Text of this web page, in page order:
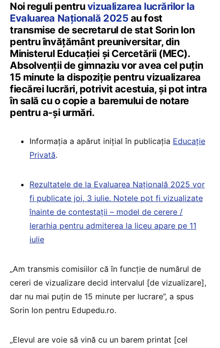
Noi reguli pentruvizualizarea lucrărilor la
Evaluarea Națională 2025 au fost
transmise de secretarul de stat Sorin Ion
pentru învățământ preuniversitar, din
Ministerul Educației și Cercetării (MEC).
Absolvenții de gimnaziu vor avea cel puțin
15 minute la dispoziție pentru vizualizarea
fiecărei lucrări, potrivit acestuia, și pot intra
în sală cu o copie a baremului de notare
pentru a-și urmări.
⁠Informația a apărut inițial în publicația Educație
Privată.
Rezultatele de la Evaluarea Națională 2025 vor
fi publicate joi, 3 iulie. Notele pot fi vizualizate
înainte de contestații – model de cerere /
Ierarhia pentru admiterea la liceu apare pe 11
iulie
„Am transmis comisiilor că în funcție de numărul de
cereri de vizualizare decid intervalul [de vizualizare],
dar nu mai puțin de 15 minute per lucrare”, a spus
Sorin Ion pentru Edupedu.ro.
„Elevul are voie să vină cu un barem printat [cel